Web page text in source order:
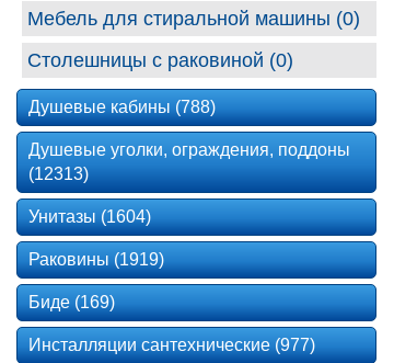
Мебель для стиральной машины (0)
Столешницы с раковиной (0)
Душевые кабины (788)
Душевые уголки, ограждения, поддоны
(12313)
Унитазы (1604)
Раковины (1919)
Биде (169)
Инсталляции сантехнические (977)